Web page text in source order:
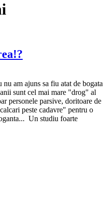
am ajuns sa fiu atat de bogata
sunt cel mai mare "drog" al
personele parsive, doritoare de
peste cadavre" pentru o
Un studiu foarte